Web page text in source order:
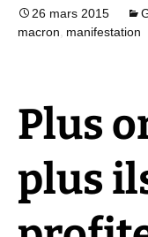
26 mars 2015
macron, manifestation
Plus
plus